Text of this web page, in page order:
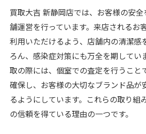
買取大吉 新静岡店では、お客様の安
舗運営を行っています。来店されるお
利用いただけるよう、店舗内の清潔感
ろん、感染症対策にも万全を期してい
取の際には、個室での査定を行うこと
確保し、お客様の大切なブランド品が
るようにしています。これらの取り組
の信頼を得ている理由の一つです。